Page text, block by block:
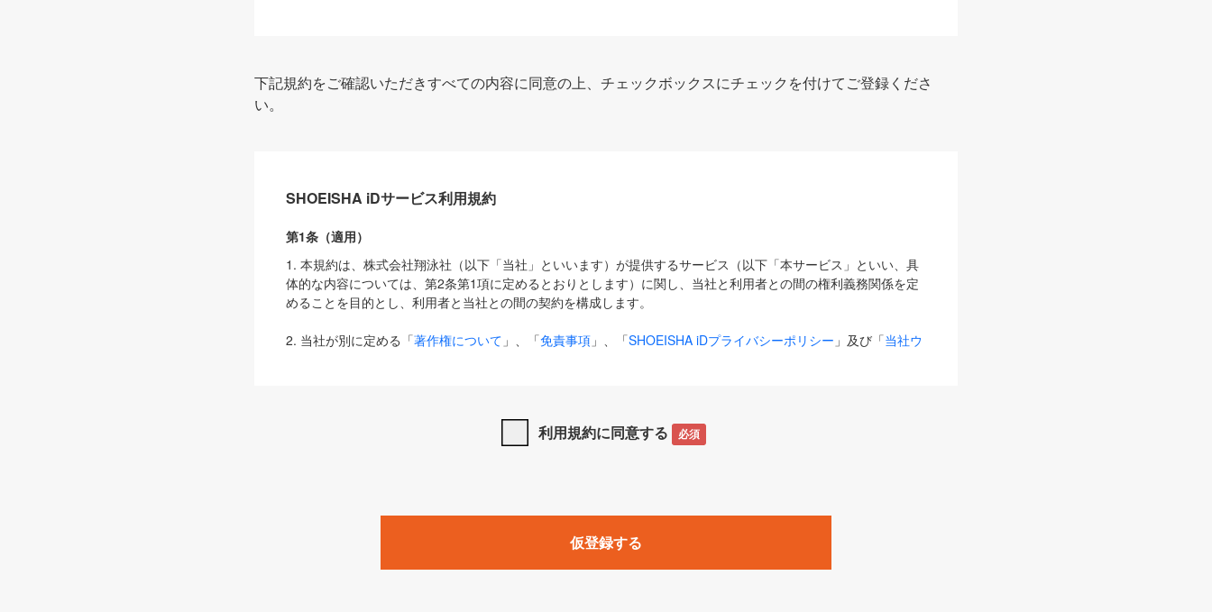
下記規約をご確認いただきすべての内容に同意の上、チェックボックスにチェックを付けてご登録くださ
い。
SHOEISHA iDサービス利用規約
第1条（適用）
1. 本規約は、株式会社翔泳社（以下「当社」といいます）が提供するサービス（以下「本サービス」といい、具
体的な内容については、第2条第1項に定めるとおりとします）に関し、当社と利用者との間の権利義務関係を定
めることを目的とし、利用者と当社との間の契約を構成します。
2. 当社が別に定める「著作権について 」、「免責事項 」、「SHOEISHA iDプライバシーポリシー 」及び「当社ウ
は、本規約の規定が優先して適用されるものとします。
1. 「本サービス」とは、当社が提供する以下のサービス（名称や内容が変更された場合、変更後のサービスを含
みます）及びこれらサービスに関連して当社が実施するイベントやキャンペーンをいいます。
「SEBook」「SEShop」「CodeZine」「MarkeZine」「EnterpriseZine」「ECzine」「Biz/Zine」「HRzine」
利用規約に同意する 必須
仮登録する